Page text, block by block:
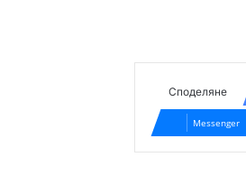
Споделяне
Messenger